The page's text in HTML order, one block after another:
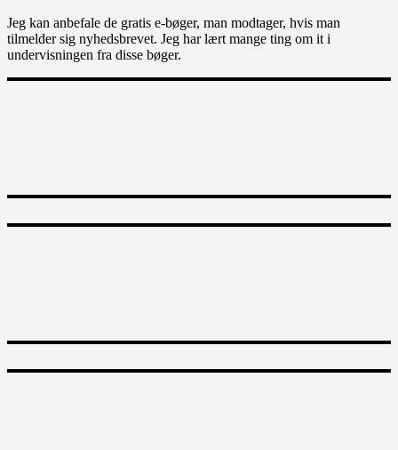
Jeg kan anbefale de gratis e-bøger, man modtager, hvis man
tilmelder sig nyhedsbrevet. Jeg har lært mange ting om it i
undervisningen fra disse bøger.